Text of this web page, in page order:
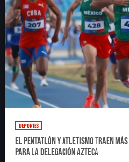
DEPORTES
El pentatlón y atletismo traen
para la delegación azteca